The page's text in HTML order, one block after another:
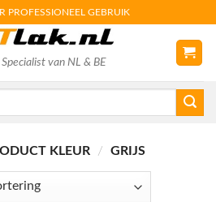
PROFESSIONEEL GEBRUIK
van NL & BE
KLEUR / GRIJS